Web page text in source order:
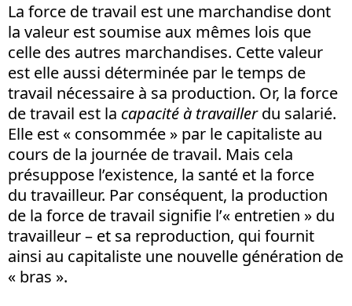
La force de travail est une marchandise dont
la valeur est soumise aux mêmes lois que
celle des autres marchandises. Cette valeur
est elle aussi déterminée par le temps de
travail nécessaire à sa production. Or, la force
de travail est la capacité à travaillerdu salarié.
Elle est « consommée » par le capitaliste au
cours de la journée de travail. Mais cela
présuppose l’existence, la santé et la force
du travailleur. Par conséquent, la production
de la force de travail signifie l’« entretien » du
travailleur – et sa reproduction, qui fournit
ainsi au capitaliste une nouvelle génération de
« bras ».